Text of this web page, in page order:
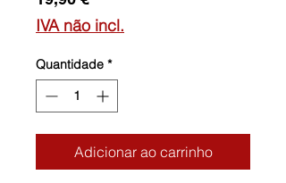
IVA não incl.
Quantidade *
Adicionar ao carrinho